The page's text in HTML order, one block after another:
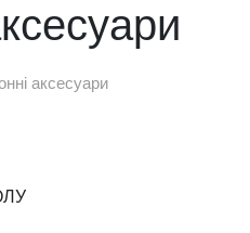
аксесуари